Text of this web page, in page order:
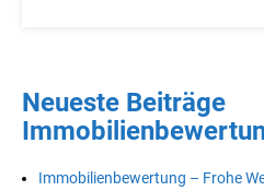
Neueste Beiträge
Immobilienbewertung – Frohe